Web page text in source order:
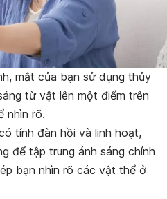
mắt của bạn sử dụng thủy
từ vật lên một điểm trên
nhìn rõ.
tính đàn hồi và linh hoạt,
để tập trung ánh sáng chính
bạn nhìn rõ các vật thể ở